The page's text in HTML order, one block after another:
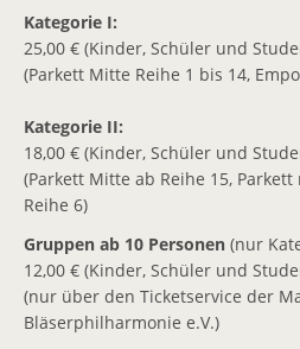
Kategorie I:
25,00 € (Kinder, Schüler und
(Parkett Mitte Reihe 1 bis 14,
Kategorie II:
18,00 € (Kinder, Schüler und
(Parkett Mitte ab Reihe 15,
Reihe 6)
Gruppen ab 10 Personen (nur
12,00 € (Kinder, Schüler und
(nur über den Ticketservice der
Bläserphilharmonie e.V.)